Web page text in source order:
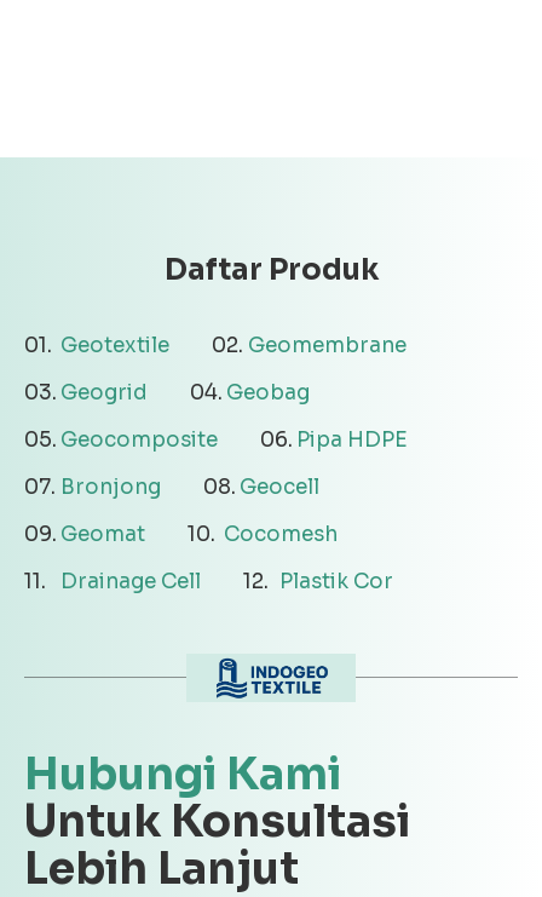
Daftar Produk
Geotextile
Geomembrane
Geogrid
Geobag
Geocomposite
Pipa HDPE
Bronjong
Geocell
Geomat
Cocomesh
Drainage Cell
Plastik Cor
Hubungi Kami
Untuk Konsultasi
Lebih Lanjut